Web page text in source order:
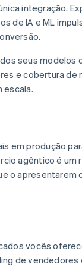
integração.
de IA e ML
seus modelos
e cobertura de
escala.
em produção
agêntico é um
o apresentarem
vocês
de vendedores